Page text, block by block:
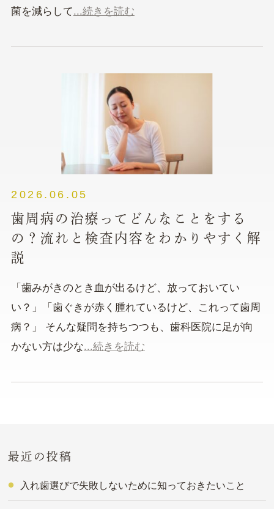
菌を減らして...続きを読む
2026.06.05
歯周病の治療ってどんなことをする
の？流れと検査内容をわかりやすく解
説
「歯みがきのとき血が出るけど、放っておいてい
い？」「歯ぐきが赤く腫れているけど、これって歯周
病？」 そんな疑問を持ちつつも、歯科医院に足が向
かない方は少な...続きを読む
最近の投稿
入れ歯選びで失敗しないために知っておきたいこと